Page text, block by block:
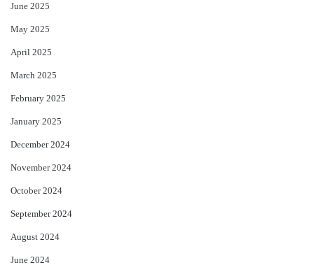
June 2025
May 2025
April 2025
March 2025
February 2025
January 2025
December 2024
November 2024
October 2024
September 2024
August 2024
June 2024